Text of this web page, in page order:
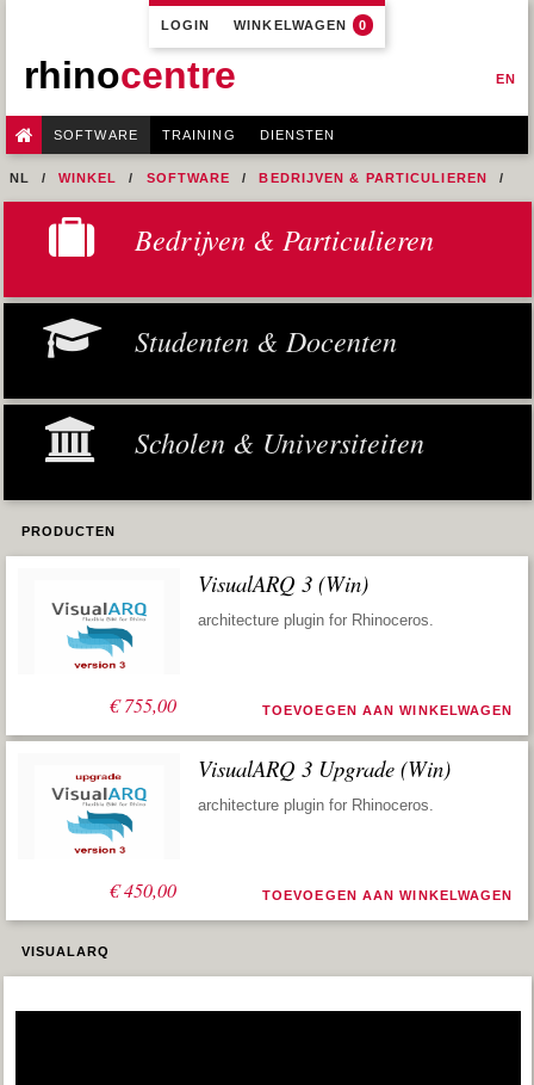
LOGIN WINKELWAGEN 0
EN
rhinocentre
SOFTWARE TRAINING DIENSTEN
NL WINKEL SOFTWARE BEDRIJVEN & PARTICULIEREN
VISUALARQ
Bedrijven & Particulieren
Studenten & Docenten
Scholen & Universiteiten
PRODUCTEN
€755,00
VisualARQ 3 (Win)
architecture plugin for Rhinoceros.
TOEVOEGEN AAN WINKELWAGEN
€450,00
VisualARQ 3 Upgrade (Win)
architecture plugin for Rhinoceros.
TOEVOEGEN AAN WINKELWAGEN
VISUALARQ